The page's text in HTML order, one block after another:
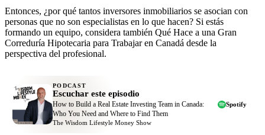
Entonces, ¿por qué tantos inversores inmobiliarios se asocian con
personas que no son especialistas en lo que hacen? Si estás
formando un equipo, considera también Qué Hace a una Gran
Correduría Hipotecaria para Trabajar en Canadá desde la
perspectiva del profesional.
PODCAST
Escuchar este episodio
How to Build a Real Estate Investing Team in Canada:
Who You Need and Where to Find Them
The Wisdom Lifestyle Money Show
Spotify